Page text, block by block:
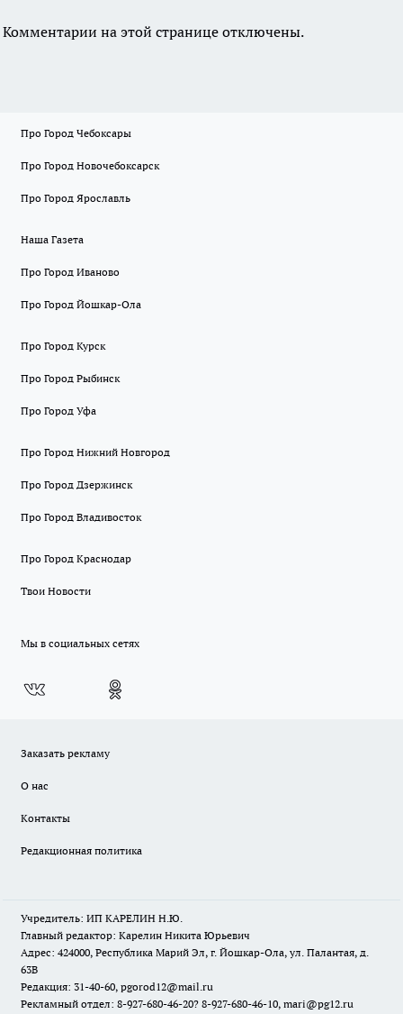
Комментарии на этой странице отключены.
Про Город Чебоксары
Про Город Новочебоксарск
Про Город Ярославль
Наша Газета
Про Город Иваново
Про Город Йошкар-Ола
Про Город Курск
Про Город Рыбинск
Про Город Уфа
Про Город Нижний Новгород
Про Город Дзержинск
Про Город Владивосток
Про Город Краснодар
Твои Новости
Мы в социальных сетях
Заказать рекламу
О нас
Контакты
Редакционная политика
Учредитель: ИП КАРЕЛИН Н.Ю.
Главный редактор: Карелин Никита Юрьевич
Адрес: 424000, Республика Марий Эл, г. Йошкар-Ола, ул. Палантая, д.
63В
Редакция: 31-40-60, pgorod12@mail.ru
Рекламный отдел: 8-927-680-46-20? 8-927-680-46-10, mari@pg12.ru